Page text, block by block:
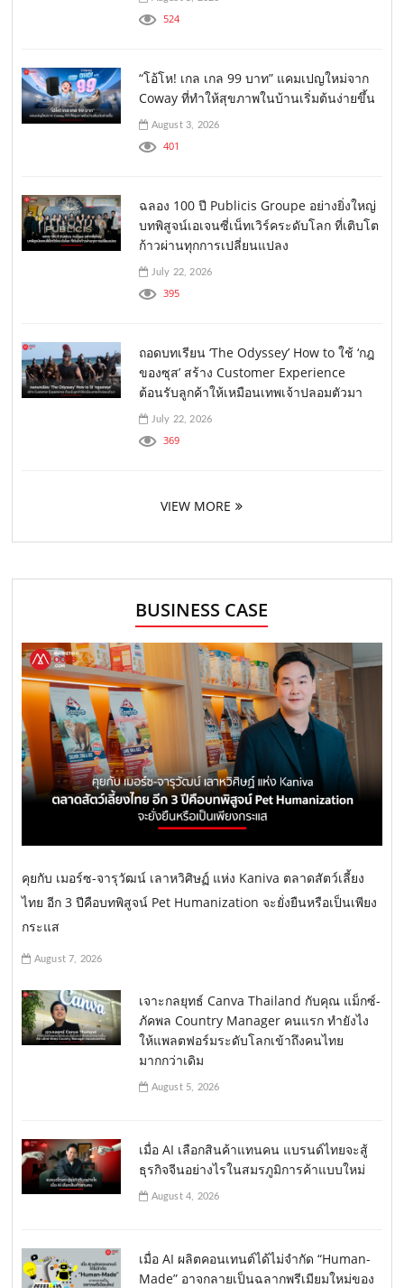
524
“โอ้โห! เกล เกล 99 บาท” แคมเปญใหม่จาก
Coway ที่ทำให้สุขภาพในบ้านเริ่มต้นง่ายขึ้น
August 3, 2026
401
ฉลอง 100 ปี Publicis Groupe อย่างยิ่งใหญ่
บทพิสูจน์เอเจนซี่เน็ทเวิร์คระดับโลก ที่เติบโต
ก้าวผ่านทุกการเปลี่ยนแปลง
July 22, 2026
395
ถอดบทเรียน ‘The Odyssey’ How to ใช้ ‘กฎ
ของซุส’ สร้าง Customer Experience
ต้อนรับลูกค้าให้เหมือนเทพเจ้าปลอมตัวมา
July 22, 2026
369
VIEW MORE
BUSINESS CASE
คุยกับ เมอร์ซ-จารุวัฒน์ เลาหวิศิษฏ์ แห่ง Kaniva ตลาดสัตว์เลี้ยง
ไทย อีก 3 ปีคือบทพิสูจน์ Pet Humanization จะยั่งยืนหรือเป็นเพียง
กระแส
August 7, 2026
เจาะกลยุทธ์ Canva Thailand กับคุณ แม็กซ์-
ภัคพล Country Manager คนแรก ทำยังไง
ให้แพลตฟอร์มระดับโลกเข้าถึงคนไทย
มากกว่าเดิม
August 5, 2026
เมื่อ AI เลือกสินค้าแทนคน แบรนด์ไทยจะสู้
ธุรกิจจีนอย่างไรในสมรภูมิการค้าแบบใหม่
August 4, 2026
เมื่อ AI ผลิตคอนเทนต์ได้ไม่จำกัด “Human-
Made” อาจกลายเป็นฉลากพรีเมียมใหม่ของ